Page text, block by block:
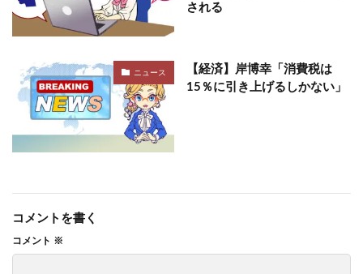
される
ニュース
【経済】岸博幸「消費税は
15％に引き上げるしかない」
コメントを書く
コメント ※